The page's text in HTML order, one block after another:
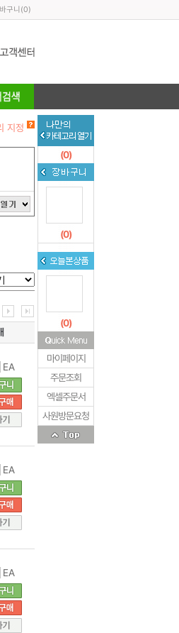
구니 (0)
지정
EA
EA
EA
(0)
(0)
(0)
마이페이지
주문조회
엑셀주문서
사원방문요청